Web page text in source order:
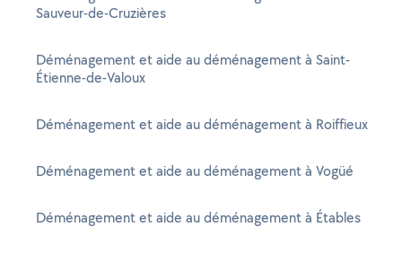
Sauveur-de-Cruzières
Déménagement et aide au déménagement à Saint-
Étienne-de-Valoux
Déménagement et aide au déménagement à Roiffieux
Déménagement et aide au déménagement à Vogüé
Déménagement et aide au déménagement à Étables